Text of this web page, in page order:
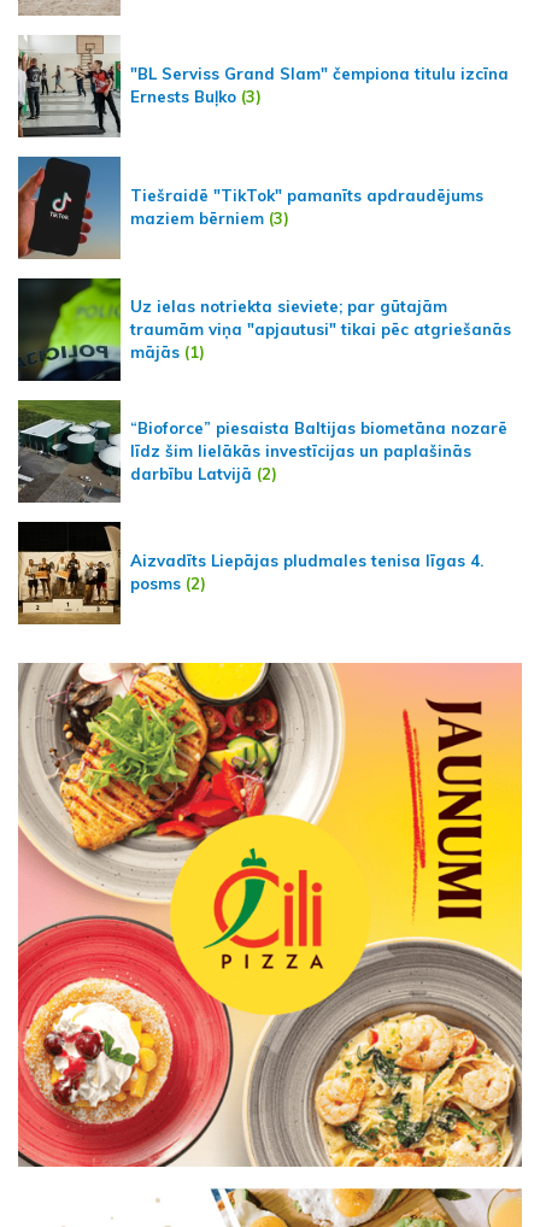
"BL Serviss Grand Slam" čempiona titulu izcīna
Ernests Buļko (3)
Tiešraidē "TikTok" pamanīts apdraudējums
maziem bērniem (3)
Uz ielas notriekta sieviete; par gūtajām
traumām viņa "apjautusi" tikai pēc atgriešanās
mājās (1)
“Bioforce” piesaista Baltijas biometāna nozarē
līdz šim lielākās investīcijas un paplašinās
darbību Latvijā (2)
Aizvadīts Liepājas pludmales tenisa līgas 4.
posms (2)